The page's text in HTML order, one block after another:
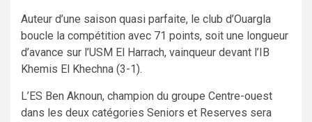
Auteur d’une saison quasi parfaite, le club d’Ouargla
boucle la compétition avec 71 points, soit une longueur
d’avance sur l’USM El Harrach, vainqueur devant l’IB
Khemis El Khechna (3-1).
L’ES Ben Aknoun, champion du groupe Centre-ouest
dans les deux catégories Seniors et Reserves sera